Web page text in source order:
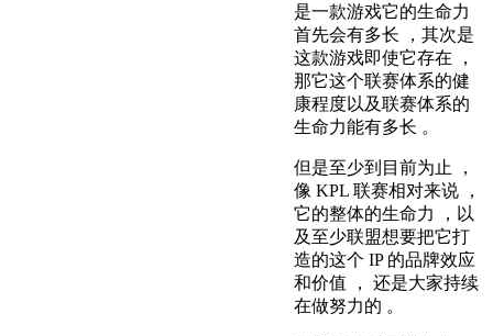
是一款游戏它的生命力
首先会有多长 ，其次是
这款游戏即使它存在 ，
那它这个联赛体系的健
康程度以及联赛体系的
生命力能有多长 。
但是至少到目前为止 ，
像 KPL 联赛相对来说 ，
它的整体的生命力 ，以
及至少联盟想要把它打
造的这个 IP 的品牌效应
和价值 ， 还是大家持续
在做努力的 。